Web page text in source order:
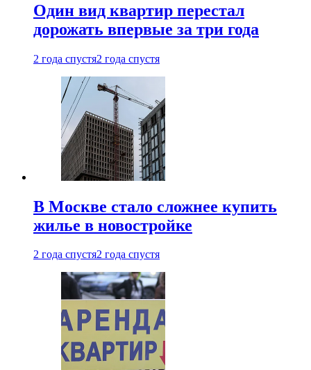
Один вид квартир перестал
дорожать впервые за три года
2 года спустя2 года спустя
В Москве стало сложнее купить
жилье в новостройке
2 года спустя2 года спустя